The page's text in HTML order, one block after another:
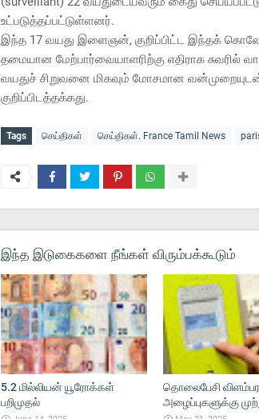
உட்படுத்தப்பட்டுள்ளனர்.
இந்த 17 வயது இளைஞன், குறிப்பிட்ட இந்தக்
தமையான மேற்பார்வையாளரிற்கு எதிராக சுவரில்
வயதுச் சிறுவனை மிகவும் மோசமான
குறிப்பிடத்தக்கது.
Tags செய்திகள் செய்திகள். France Tamil News
இந்த இடுகைகளை நீங்கள் விரும்பக்கூடும்
5.2 மில்லியன் யூரோக்கள்
பறிமுதல்
தொலைபேசி விளம்பர
அழைப்புகளுக்கு